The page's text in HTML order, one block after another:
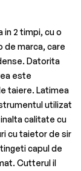
in 2 timpi, cu o
de marca, care
Datorita
este
taiere. Latimea
utilizat
calitate cu
cu taietor de sir
capul de
Cutterul il